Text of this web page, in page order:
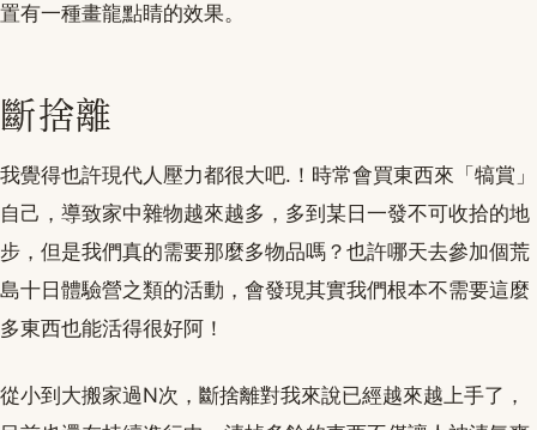
置有一種畫龍點睛的效果。
斷捨離
我覺得也許現代人壓力都很大吧.！時常會買東西來「犒賞」
自己，導致家中雜物越來越多，多到某日一發不可收拾的地
步，但是我們真的需要那麼多物品嗎？也許哪天去參加個荒
島十日體驗營之類的活動，會發現其實我們根本不需要這麼
多東西也能活得很好阿！
從小到大搬家過N次，斷捨離對我來說已經越來越上手了，